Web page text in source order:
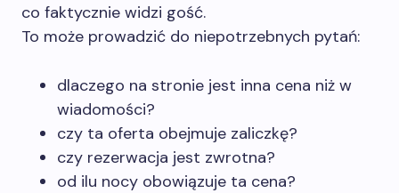
co faktycznie widzi gość.
To może prowadzić do niepotrzebnych pytań:
dlaczego na stronie jest inna cena niż w
wiadomości?
czy ta oferta obejmuje zaliczkę?
czy rezerwacja jest zwrotna?
od ilu nocy obowiązuje ta cena?